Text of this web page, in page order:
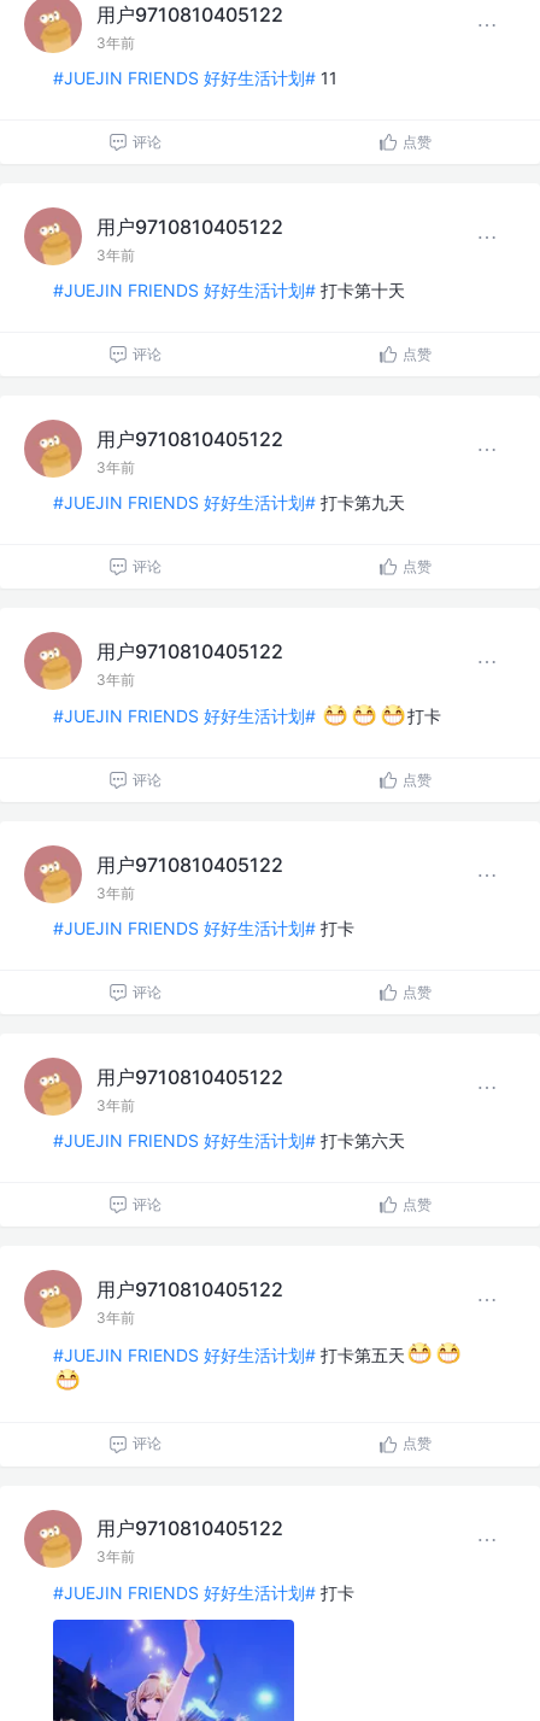
用户9710810405122
3年前
#JUEJIN FRIENDS 好好生活计划# 11
评论 点赞
用户9710810405122
3年前
#JUEJIN FRIENDS 好好生活计划# 打卡第十天
评论 点赞
用户9710810405122
3年前
#JUEJIN FRIENDS 好好生活计划# 打卡第九天
评论 点赞
用户9710810405122
3年前
#JUEJIN FRIENDS 好好生活计划# 打卡
评论 点赞
用户9710810405122
3年前
#JUEJIN FRIENDS 好好生活计划# 打卡
评论 点赞
用户9710810405122
3年前
#JUEJIN FRIENDS 好好生活计划# 打卡第六天
评论 点赞
用户9710810405122
3年前
#JUEJIN FRIENDS 好好生活计划# 打卡第五天
评论 点赞
用户9710810405122
3年前
#JUEJIN FRIENDS 好好生活计划# 打卡